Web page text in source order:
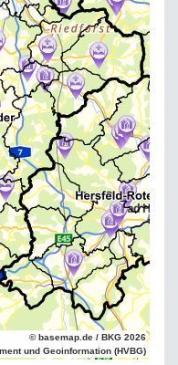
© basemap.de / BKG 2026
und Geoinformation (HVBG)